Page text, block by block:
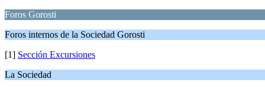
Foros Gorosti
Foros internos de la Sociedad Gorosti
[1] Sección Excursiones
La Sociedad